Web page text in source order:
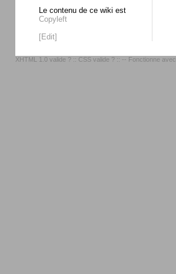
Le contenu de ce wiki est
Copyleft
[Edit]
XHTML 1.0 valide ? :: CSS valide ? :: -- Fonctionne avec